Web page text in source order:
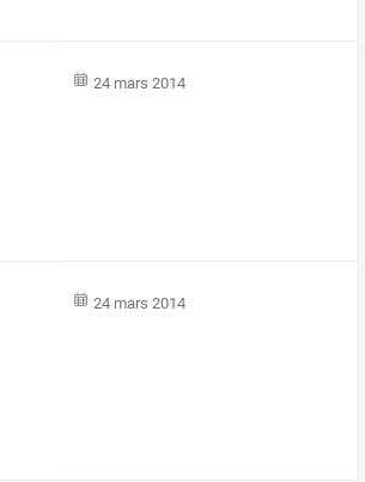
24 mars 2014
24 mars 2014